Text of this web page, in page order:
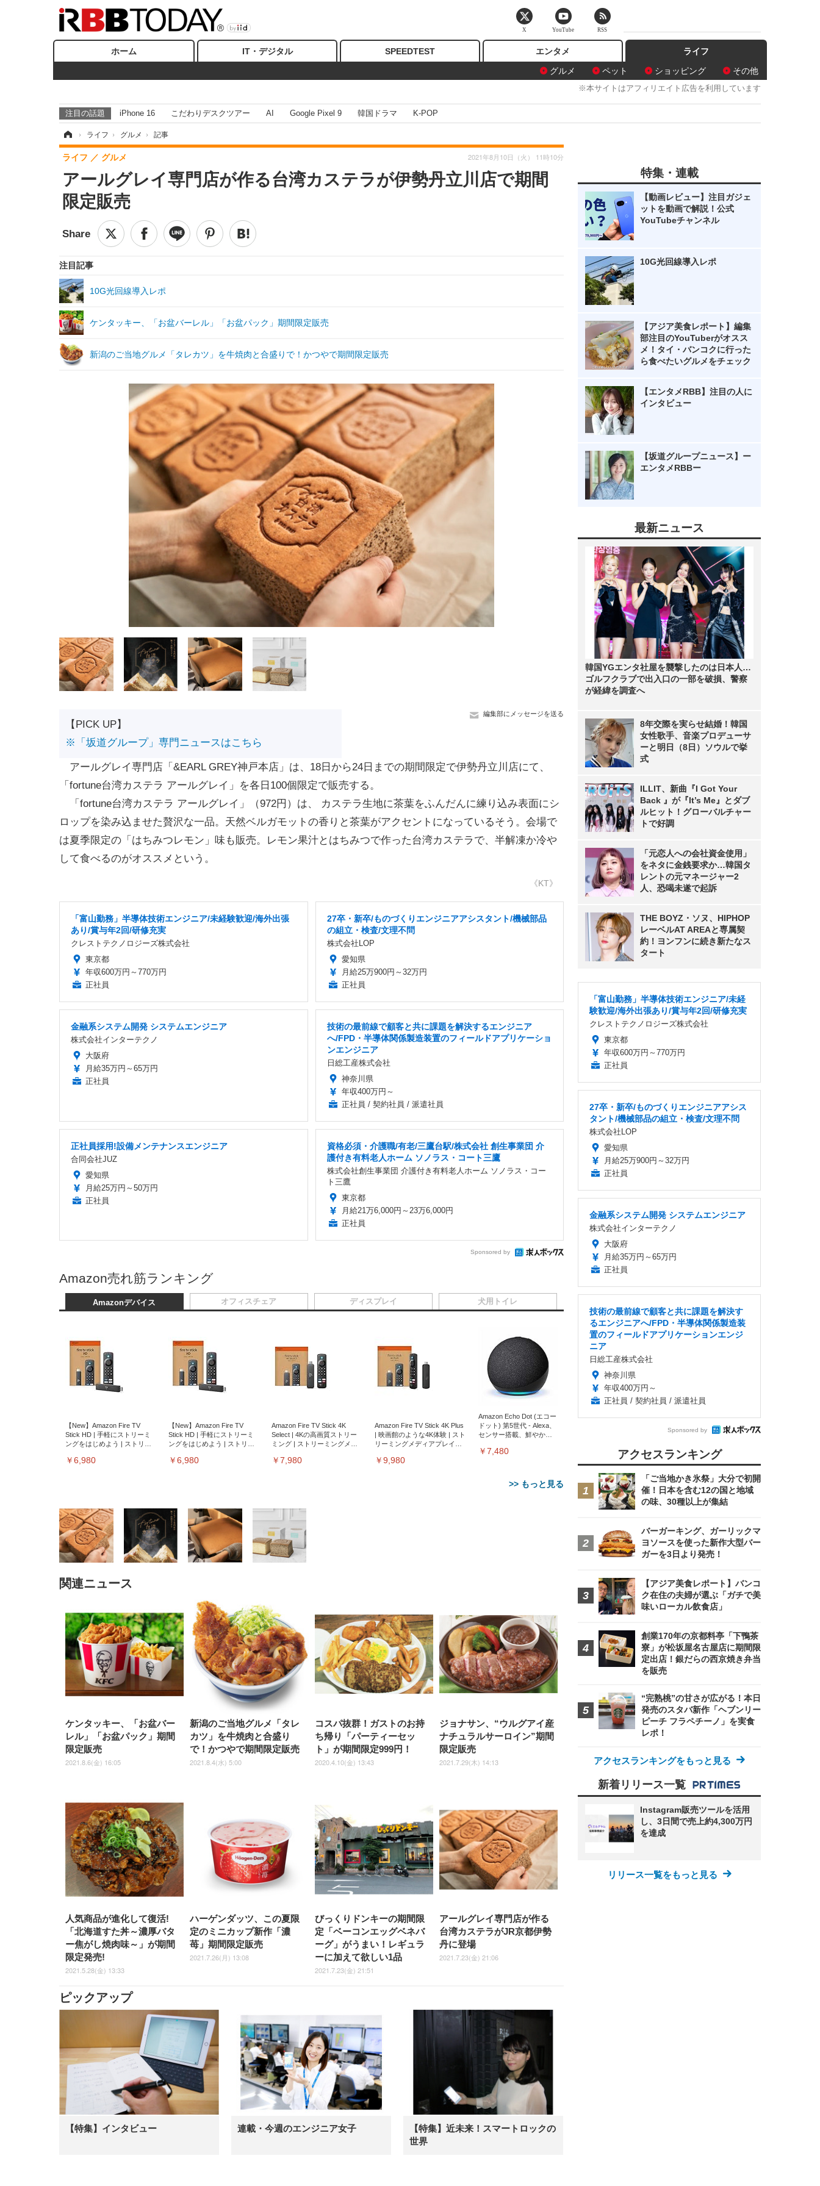
ホーム IT・デジタル SPEEDTEST エンタメ
ライフ
グルメ
ペット ショッピング その他
※本サイトはアフィリエイト広告を利用しています
注目の話題 iPhone 16 こだわりデスクツアー AI Google Pixel 9 韓国ドラマ K-POP
› ライフ › グルメ › 記事
アールグレイ専門店が作る台湾カステラが伊勢丹立川店で期間
限定販売
ライフ グルメ 2021年8月10日（火） 11時10分
注目記事
10G光回線導入レポ
ケンタッキー、「お盆バーレル」「お盆パック」期間限定販売
新潟のご当地グルメ「タレカツ」を牛焼肉と合盛りで！かつやで期間限定販売
編集部にメッセージを送る
【PICK UP】
※「坂道グループ」専門ニュースはこちら
アールグレイ専門店「&EARL GREY神戸本店」は、18日から24日までの期間限定で伊勢丹立川店にて、
「fortune台湾カステラ アールグレイ」を各日100個限定で販売する。
「fortune台湾カステラ アールグレイ」（972円）は、 カステラ生地に茶葉をふんだんに練り込み表面にシ
ロップを染み込ませた贅沢な一品。天然ベルガモットの香りと茶葉がアクセントになっているそう。会場で
は夏季限定の「はちみつレモン」味も販売。レモン果汁とはちみつで作った台湾カステラで、半解凍か冷や
して食べるのがオススメという。
《KT》
「富山勤務」半導体技術エンジニア/未経験歓迎/海外出張
あり/賞与年2回/研修充実
クレストテクノロジーズ株式会社
東京都
年収600万円～770万円
正社員
27卒・新卒/ものづくりエンジニアアシスタント/機械部品
の組立・検査/文理不問
株式会社LOP
愛知県
月給25万900円～32万円
正社員
金融系システム開発 システムエンジニア
株式会社インターテクノ
大阪府
月給35万円～65万円
正社員
技術の最前線で顧客と共に課題を解決するエンジニア
へ/FPD・半導体関係製造装置のフィールドアプリケーショ
ンエンジニア
日総工産株式会社
神奈川県
年収400万円～
正社員 / 契約社員 / 派遣社員
正社員採用!設備メンテナンスエンジニア
合同会社JUZ
愛知県
月給25万円～50万円
正社員
資格必須・介護職/有老/三鷹台駅/株式会社 創生事業団 介
護付き有料老人ホーム ソノラス・コート三鷹
株式会社創生事業団 介護付き有料老人ホーム ソノラス・コー
ト三鷹
東京都
月給21万6,000円～23万6,000円
正社員
Sponsored by
Amazon売れ筋ランキング
Amazonデバイス
【New】Amazon Fire TV
Stick HD | 手軽にストリーミ
ングをはじめよう | ストリー
￥6,980
【New】Amazon Fire TV
Stick HD | 手軽にストリーミ
ングをはじめよう | ストリー
￥6,980
Amazon Fire TV Stick 4K
Select | 4Kの高画質ストリー
ミング | ストリーミングメデ
￥7,980
Amazon Fire TV Stick 4K Plus
| 映画館のような4K体験 | スト
リーミングメディアプレイヤ
￥9,980
Amazon Echo Dot (エコー
ドット) 第5世代 - Alexa、
センサー搭載、鮮やかな
￥7,480
>> もっと見る
オフィスチェア
子 テレワーク 疲れない 跳ね
上げ式アームレスト コンパク
ト 約105度ロッキング pc 事務
椅子 360度回転 座面昇降 強化
ナイロン樹脂ベース 通気性メ
ッシュ 在宅ワーク H-
WY01(黒網+黒枠+黒足)
￥5,699
SIHOO B100 オフィスチェア
／デスクチェア メッシュチェ
ア 人間工学 疲れない ブラッ
ク
￥27,999
チェア 疲れない テレワーク
チェア 強化バックレスト 30
度ロッキング機能 人間工学 椅
子 腰サポート 90度跳ね上げ
式アームレスト 3Dヘッドレス
ト ハンガー付き 高反発クッシ
ョン PCチェア 通気性メッシ
ュ ゲーミング/勉強/事務用 お
しゃれ パソコンチェア (ブラ
ック)
￥7,680
チェア 疲れない テレワーク
チェア 強化バックレスト 30度
ロッキング機能 人間工学 椅子
腰サポート 90度跳ね上げ式ア
ームレスト 3Dヘッドレスト
ハンガー付き 高反発クッショ
ン PCチェア 通気性メッシュ
ゲーミング/勉強/事務用 おし
ゃれ パソコンチェア (ホワイ
ト)
￥7,680
ッシュ 通気性 ランバーサ
ポート付き 腰サポート ガ
ス圧無段階昇降 360度回
転 キャスター付き コンパ
クト 幅52×奥行58.5×高さ
84～96cm テレワーク 在
宅勤務 ブラック
￥4,139
ディスプレイ
EV3240X-WT | 31.5型4K
UHD・USB Type-C・ホワイ
ト
￥105,595
ムモニター | FlexScan
EV2740X-WT | 27.0型4K
UHD・USB Type-C・ホワイ
ト
￥109,572
ニター DualSense 充電フッ
ク付き（CFI-ZDM1J）
￥49,979
ニター フル
HD（1920×1080）VA 非光
沢 HDMI/DisplayPort/VGA
スピーカー内蔵 高さ調整 ス
イベル VESA対応
ComfortView ビジネス向け
￥15,800
Gaming Monitor 24” Essential ゲ
ーミングモニター QD 24.5インチ
1ms FHD 量子ドット 残像低減 (3
年保証 | 輝点保証 | 日本メーカー)
￥34,980
犬用トイレ
ーツ 薄型 レギュラー 1回使い
捨て 無香料 ホワイト 300枚
￥3,373
Amazonベーシック ペットシ
ーツ 厚型 ワイド 42枚x2袋(84
枚) ホワイト(吸収面:ライトブ
ルー)
￥3,234
ツ L 中型犬用 26枚入り 単品
￥1,800
ック) 【Amazon.co.jp限定】
Smart Basic アイリスオーヤマ
ペットシーツ 超厚型 お徳用
ワイド 100枚入 (x 1) (ケース
販売)
￥3,670
ュラー 200枚入
【Amazon.co.jp限定】
￥3,731
関連ニュース
ケンタッキー、「お盆バー
レル」「お盆パック」期間
限定販売
2021.8.6(金) 16:05
新潟のご当地グルメ「タレ
カツ」を牛焼肉と合盛り
で！かつやで期間限定販売
2021.8.4(水) 5:00
コスパ抜群！ガストのお持
ち帰り「パーティーセッ
ト」が期間限定999円！
2020.4.10(金) 13:43
ジョナサン、“ウルグアイ産
ナチュラルサーロイン”期間
限定販売
2021.7.29(木) 14:13
人気商品が進化して復活!
「北海道すた丼～濃厚バタ
ー焦がし焼肉味～」が期間
限定発売!
2021.5.28(金) 13:33
ハーゲンダッツ、この夏限
定のミニカップ新作「濃
苺」期間限定販売
2021.7.26(月) 13:08
びっくりドンキーの期間限
定「ベーコンエッグベネバ
ーグ」がうまい！レギュラ
ーに加えて欲しい1品
2021.7.23(金) 21:51
アールグレイ専門店が作る
台湾カステラがJR京都伊勢
丹に登場
2021.7.23(金) 21:06
ピックアップ
【特集】インタビュー 連載・今週のエンジニア女子
【特集】近未来！スマートロックの
世界
特集・連載
【動画レビュー】注目ガジェ
ットを動画で解説！公式
YouTubeチャンネル
10G光回線導入レポ
【アジア美食レポート】編集
部注目のYouTuberがオスス
メ！タイ・バンコクに行った
ら食べたいグルメをチェック
【エンタメRBB】注目の人に
インタビュー
【坂道グループニュース】ー
エンタメRBBー
最新ニュース
韓国YGエンタ社屋を襲撃したのは日本人…
ゴルフクラブで出入口の一部を破損、警察
が経緯を調査へ
8年交際を実らせ結婚！韓国
女性歌手、音楽プロデューサ
ーと明日（8日）ソウルで挙
式
ILLIT、新曲『I Got Your
Back 』が『It’s Me』とダブ
ルヒット！グローバルチャー
トで好調
「元恋人への会社資金使用」
をネタに金銭要求か…韓国タ
レントの元マネージャー2
人、恐喝未遂で起訴
THE BOYZ・ソヌ、HIPHOP
レーベルAT AREAと専属契
約！ヨンフンに続き新たなス
タート
「富山勤務」半導体技術エンジニア/未経
験歓迎/海外出張あり/賞与年2回/研修充実
クレストテクノロジーズ株式会社
東京都
年収600万円～770万円
正社員
27卒・新卒/ものづくりエンジニアアシス
タント/機械部品の組立・検査/文理不問
株式会社LOP
愛知県
月給25万900円～32万円
正社員
金融系システム開発 システムエンジニア
株式会社インターテクノ
大阪府
月給35万円～65万円
正社員
技術の最前線で顧客と共に課題を解決す
るエンジニアへ/FPD・半導体関係製造装
置のフィールドアプリケーションエンジ
ニア
日総工産株式会社
神奈川県
年収400万円～
正社員 / 契約社員 / 派遣社員
Sponsored by
アクセスランキング
「ご当地かき氷祭」大分で初開
催！日本を含む12の国と地域
の味、30種以上が集結
バーガーキング、ガーリックマ
ヨソースを使った新作大型バー
ガーを3日より発売！
【アジア美食レポート】バンコ
ク在住の夫婦が選ぶ「ガチで美
味いローカル飲食店」
創業170年の京都料亭「下鴨茶
寮」が松坂屋名古屋店に期間限
定出店！銀だらの西京焼き弁当
を販売
“完熟桃”の甘さが広がる！本日
発売のスタバ新作「ヘブンリー
ピーチ フラペチーノ」を実食
レポ！
アクセスランキングをもっと見る
新着リリース一覧
Instagram販売ツールを活用
し、3日間で売上約4,300万円
を達成
リリース一覧をもっと見る
X YouTube RSS